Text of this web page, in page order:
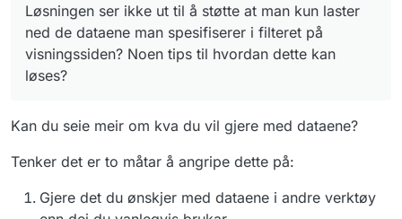
Løsningen ser ikke ut til å støtte at man kun laster
ned de dataene man spesifiserer i filteret på
visningssiden? Noen tips til hvordan dette kan
løses?
Kan du seie meir om kva du vil gjere med dataene?
Tenker det er to måtar å angripe dette på:
Gjere det du ønskjer med dataene i andre verktøy